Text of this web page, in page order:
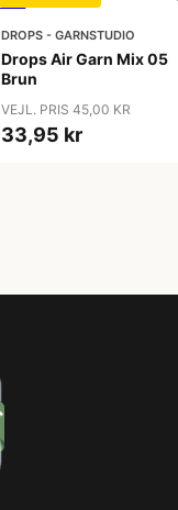
DROPS - GARNSTUDIO
Drops Air Garn Mix 05
Brun
VEJL. PRIS 45,00 KR
33,95 kr